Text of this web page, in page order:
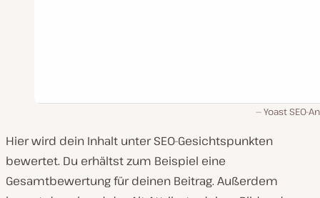
Yoast SEO-
Hier wird dein Inhalt unter SEO-Gesichtspunkten
bewertet. Du erhältst zum Beispiel eine
Gesamtbewertung für deinen Beitrag. Außerdem